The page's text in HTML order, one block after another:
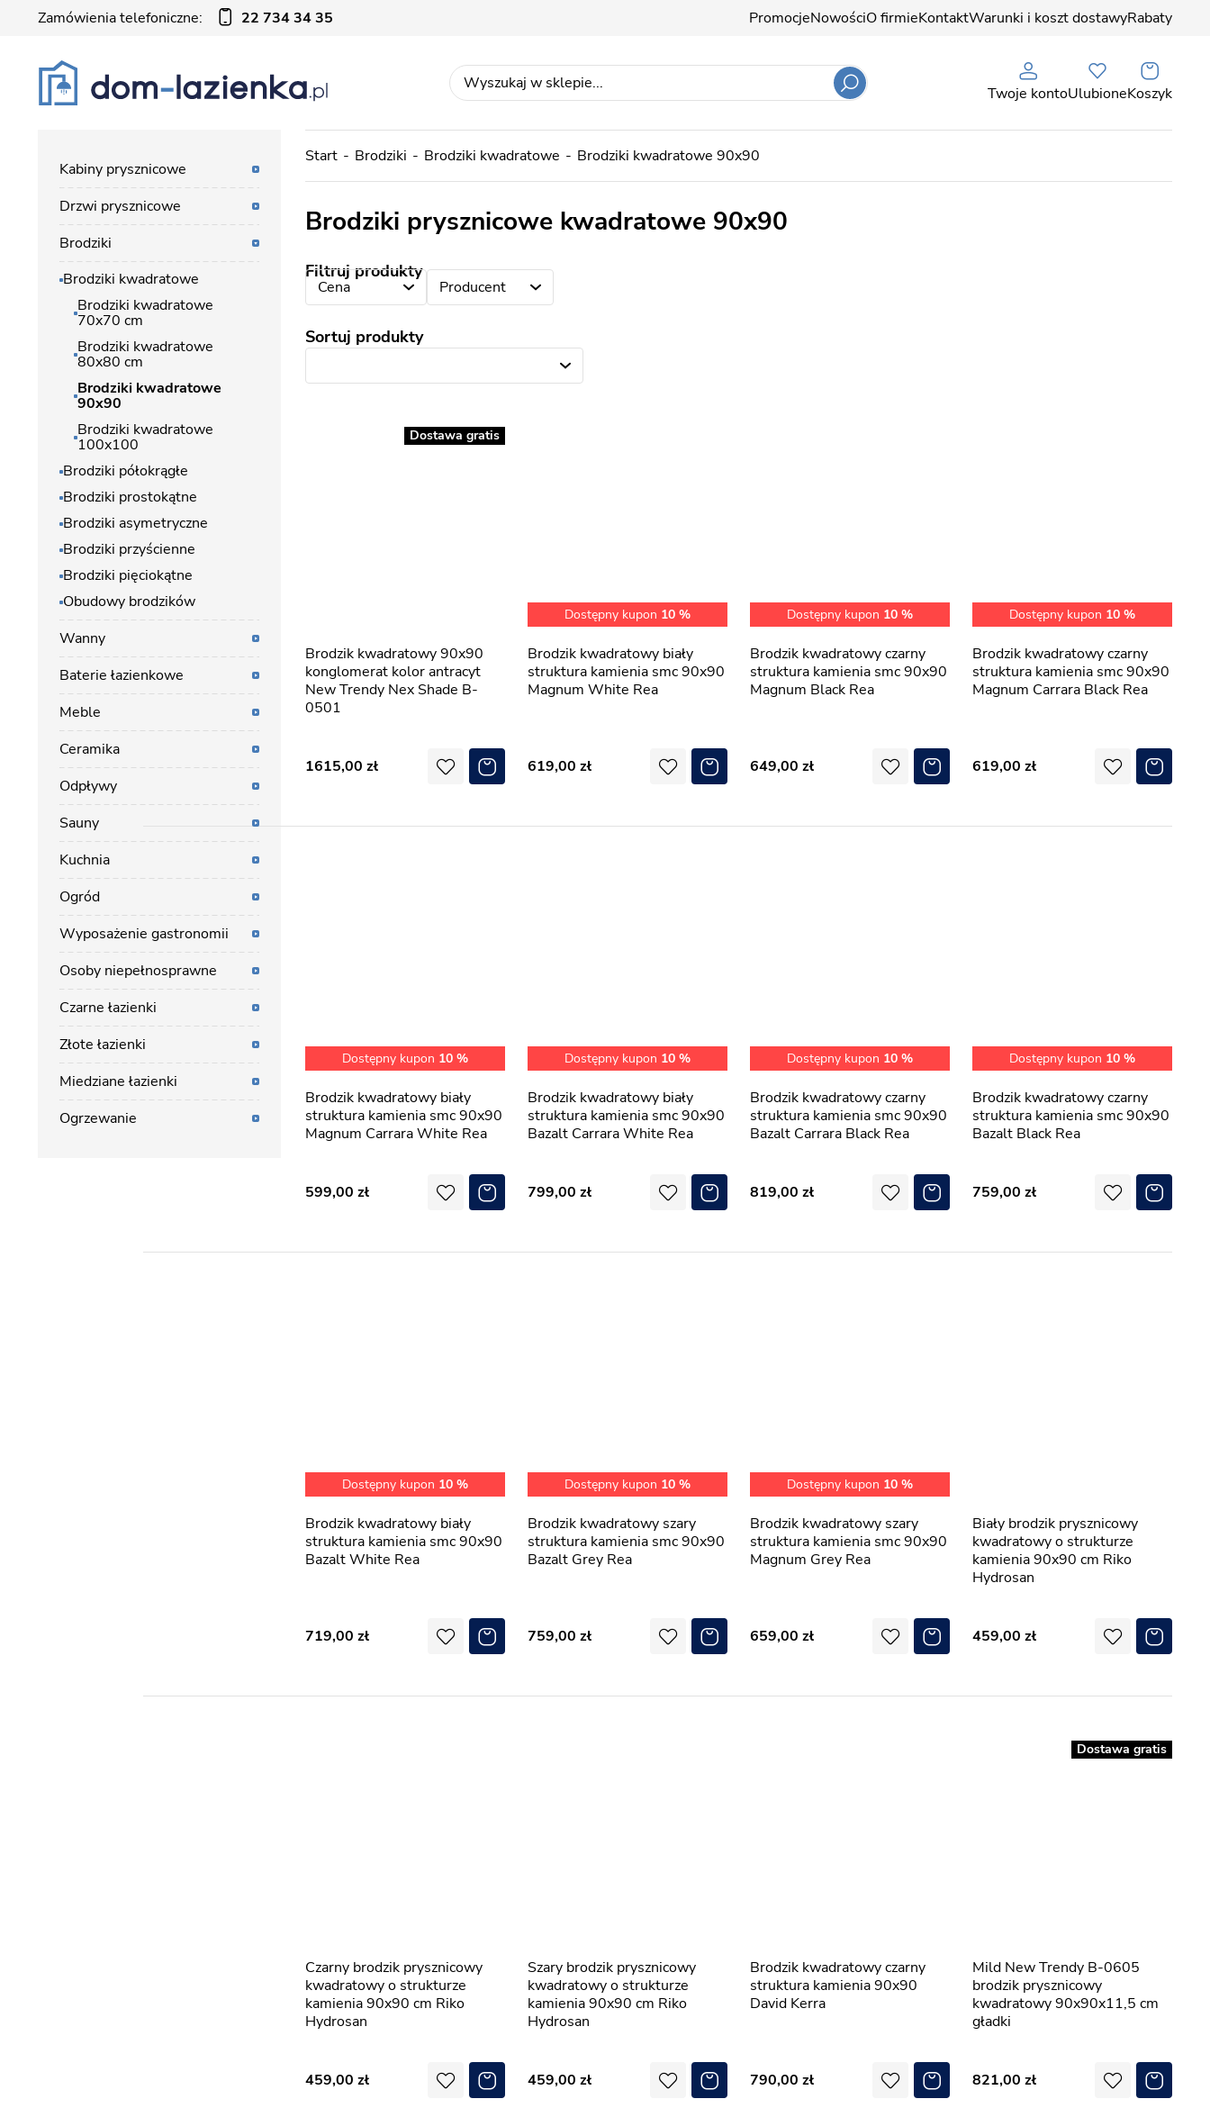
Zamówienia telefoniczne: 22 734 34 35 PromocjeNowościO firmieKontaktWarunki i koszt dostawyRabaty
Twoje kontoUlubioneKoszyk
Start Brodziki Brodziki kwadratowe Brodziki kwadratowe 90x90
Brodziki prysznicowe kwadratowe 90x90
Filtruj produkty
Cena Producent
Sortuj produkty
Brodzik kwadratowy 90x90
konglomerat kolor antracyt
New Trendy Nex Shade B-
0501
1615,00
Dostawa gratis
Dostępny kupon 10 %
Brodzik kwadratowy biały
struktura kamienia smc 90x90
Magnum White Rea
619,00
Dostępny kupon 10 %
Brodzik kwadratowy czarny
struktura kamienia smc 90x90
Magnum Black Rea
649,00
Dostępny kupon 10 %
Brodzik kwadratowy czarny
struktura kamienia smc 90x90
Magnum Carrara Black Rea
619,00
Dostępny kupon 10 %
Brodzik kwadratowy biały
struktura kamienia smc 90x90
Magnum Carrara White Rea
599,00
Dostępny kupon 10 %
Brodzik kwadratowy biały
struktura kamienia smc 90x90
Bazalt Carrara White Rea
799,00
Dostępny kupon 10 %
Brodzik kwadratowy czarny
struktura kamienia smc 90x90
Bazalt Carrara Black Rea
819,00
Dostępny kupon 10 %
Brodzik kwadratowy czarny
struktura kamienia smc 90x90
Bazalt Black Rea
759,00
Dostępny kupon 10 %
Brodzik kwadratowy biały
struktura kamienia smc 90x90
Bazalt White Rea
719,00
Dostępny kupon 10 %
Brodzik kwadratowy szary
struktura kamienia smc 90x90
Bazalt Grey Rea
759,00
Dostępny kupon 10 %
Brodzik kwadratowy szary
struktura kamienia smc 90x90
Magnum Grey Rea
659,00
Biały brodzik prysznicowy
kwadratowy o strukturze
kamienia 90x90 cm Riko
Hydrosan
459,00
Czarny brodzik prysznicowy
kwadratowy o strukturze
kamienia 90x90 cm Riko
Hydrosan
459,00
Szary brodzik prysznicowy
kwadratowy o strukturze
kamienia 90x90 cm Riko
Hydrosan
459,00
Brodzik kwadratowy czarny
struktura kamienia 90x90
David Kerra
790,00
Mild New Trendy B-0605
brodzik prysznicowy
kwadratowy 90x90x11,5 cm
gładki
821,00
Dostawa gratis
Kabiny prysznicowe
Drzwi prysznicowe
Brodziki
Brodziki kwadratowe
Brodziki kwadratowe
70x70 cm
Brodziki kwadratowe
80x80 cm
Brodziki kwadratowe
90x90
Brodziki kwadratowe
100x100
Brodziki półokrągłe
Brodziki prostokątne
Brodziki asymetryczne
Brodziki przyścienne
Brodziki pięciokątne
Obudowy brodzików
Wanny
Baterie łazienkowe
Meble
Ceramika
Odpływy
Sauny
Kuchnia
Ogród
Wyposażenie gastronomii
Osoby niepełnosprawne
Czarne łazienki
Złote łazienki
Miedziane łazienki
Ogrzewanie